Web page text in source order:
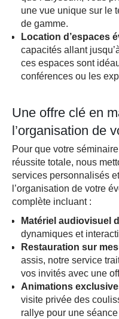
une vue unique sur le
de gamme.
Location d’espaces
capacités allant
ces espaces sont
conférences ou les
Une offre clé en
l’organisation de
Pour que votre
réussite totale, nous
services personnalisés
l’organisation de votre
complète incluant :
Matériel audiovisuel
dynamiques et
Restauration sur
assis, notre service
vos invités avec une
Animations
visite privée des
rallye pour une